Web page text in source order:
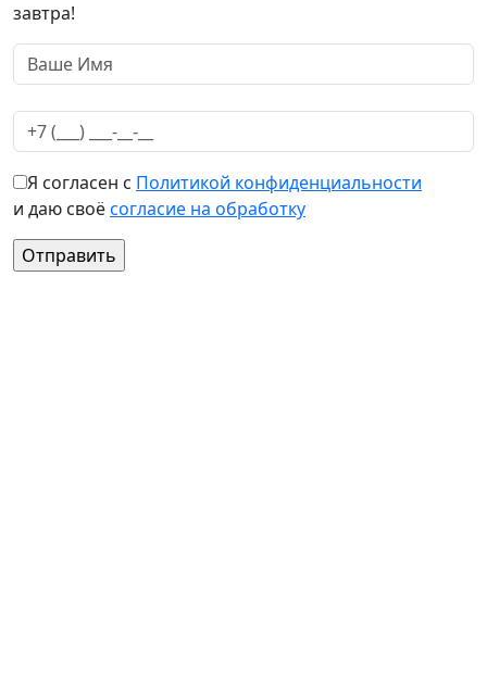
завтра!
Я согласен с Политикой конфиденциальности
и даю своёсогласие на обработку